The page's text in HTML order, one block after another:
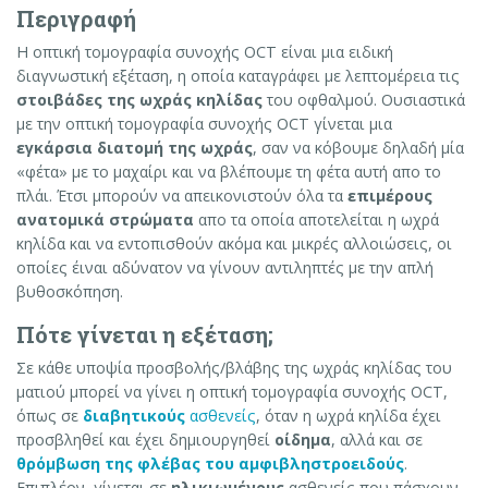
Περιγραφή
Η οπτική τομογραφία συνοχής OCT είναι μια ειδική
διαγνωστική εξέταση, η οποία καταγράφει με λεπτομέρεια τις
στοιβάδες της ωχράς κηλίδας του οφθαλμού. Ουσιαστικά
με την οπτική τομογραφία συνοχής OCT γίνεται μια
εγκάρσια διατομή της ωχράς, σαν να κόβουμε δηλαδή μία
«φέτα» με το μαχαίρι και να βλέπουμε τη φέτα αυτή απο το
πλάι. Έτσι μπορούν να απεικονιστούν όλα τα επιμέρους
ανατομικά στρώματα απο τα οποία αποτελείται η ωχρά
κηλίδα και να εντοπισθούν ακόμα και μικρές αλλοιώσεις, οι
οποίες έιναι αδύνατον να γίνουν αντιληπτές με την απλή
βυθοσκόπηση.
Πότε γίνεται η εξέταση;
Σε κάθε υποψία προσβολής/βλάβης της ωχράς κηλίδας του
ματιού μπορεί να γίνει η οπτική τομογραφία συνοχής OCT,
όπως σε διαβητικούς ασθενείς, όταν η ωχρά κηλίδα έχει
προσβληθεί και έχει δημιουργηθεί οίδημα, αλλά και σε
θρόμβωση της φλέβας του αμφιβληστροειδούς.